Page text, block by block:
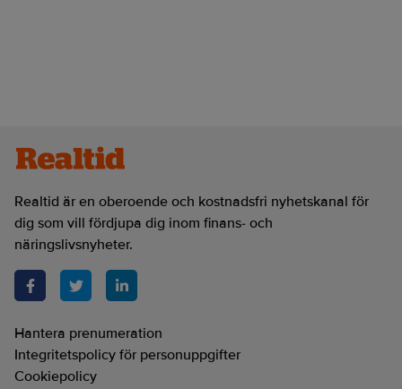
Realtid är en oberoende och kostnadsfri nyhetskanal för
dig som vill fördjupa dig inom finans- och
näringslivsnyheter.
Hantera prenumeration
Integritetspolicy för personuppgifter
Cookiepolicy